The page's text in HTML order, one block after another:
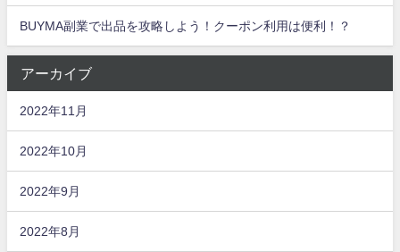
BUYMA副業で出品を攻略しよう！クーポン利用は便利！？
アーカイブ
2022年11月
2022年10月
2022年9月
2022年8月